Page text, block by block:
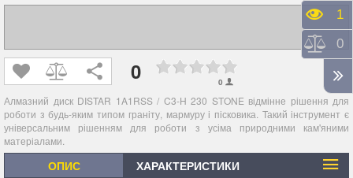
0 0
Алмазний диск DISTAR 1A1RSS / C3-H 230 STONE відмінне рішення для
роботи з будь-яким типом граніту, мармуру і пісковика. Такий інструмент є
універсальним рішенням для роботи з усіма природними кам'яними
матеріалами.
ОПИС ХАРАКТЕРИСТИКИ
1
0